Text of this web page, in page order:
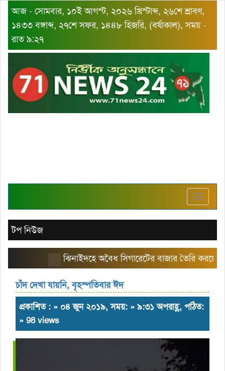
আজ - সোমবার, ১০ই আগস্ট, ২০২৬ খ্রিস্টাব্দ, ২৬শে শ্রাবণ,
১৪৩৩ বঙ্গাব্দ, ২৭শে সফর, ১৪৪৮ হিজরি, (বর্ষাকাল), সময় -
রাত ৯:২৭
Toggle
টপ নিউজ
ঝিনাইদহে অবৈধ সিগারেটের বাজার তৈরি করছে এরিয়া
চাঁদ দেখা যায়নি, বৃহস্পতিবার ঈদ
প্রকাশিত : » ০৪ জুন ২০১৯, সময়: » ৯:৩১ অপরাহ্ণ, পঠিত:
» 98 views